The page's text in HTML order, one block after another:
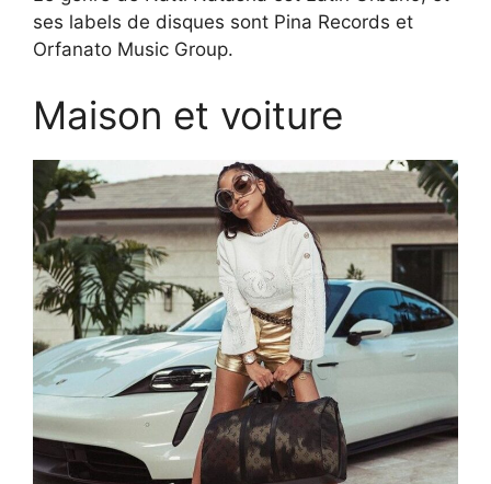
ses labels de disques sont Pina Records et
Orfanato Music Group.
Maison et voiture